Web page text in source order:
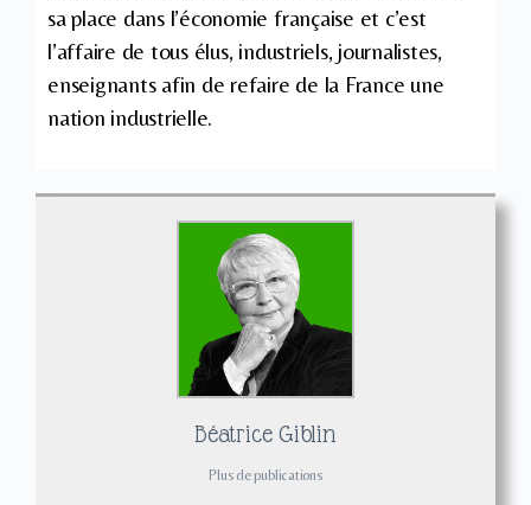
sa place dans l’économie française et c’est
l’affaire de tous élus, industriels, journalistes,
enseignants afin de refaire de la France une
nation industrielle.
Béatrice Giblin
Plus de publications